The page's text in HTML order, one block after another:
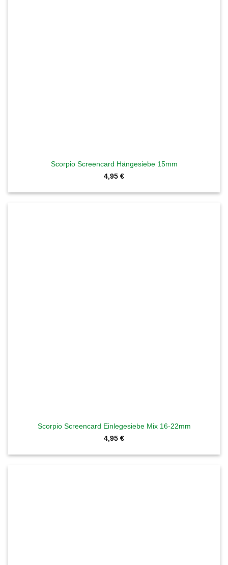
Scorpio Screencard Hängesiebe 15mm
4,95 €
Scorpio Screencard Einlegesiebe Mix 16-22mm
4,95 €